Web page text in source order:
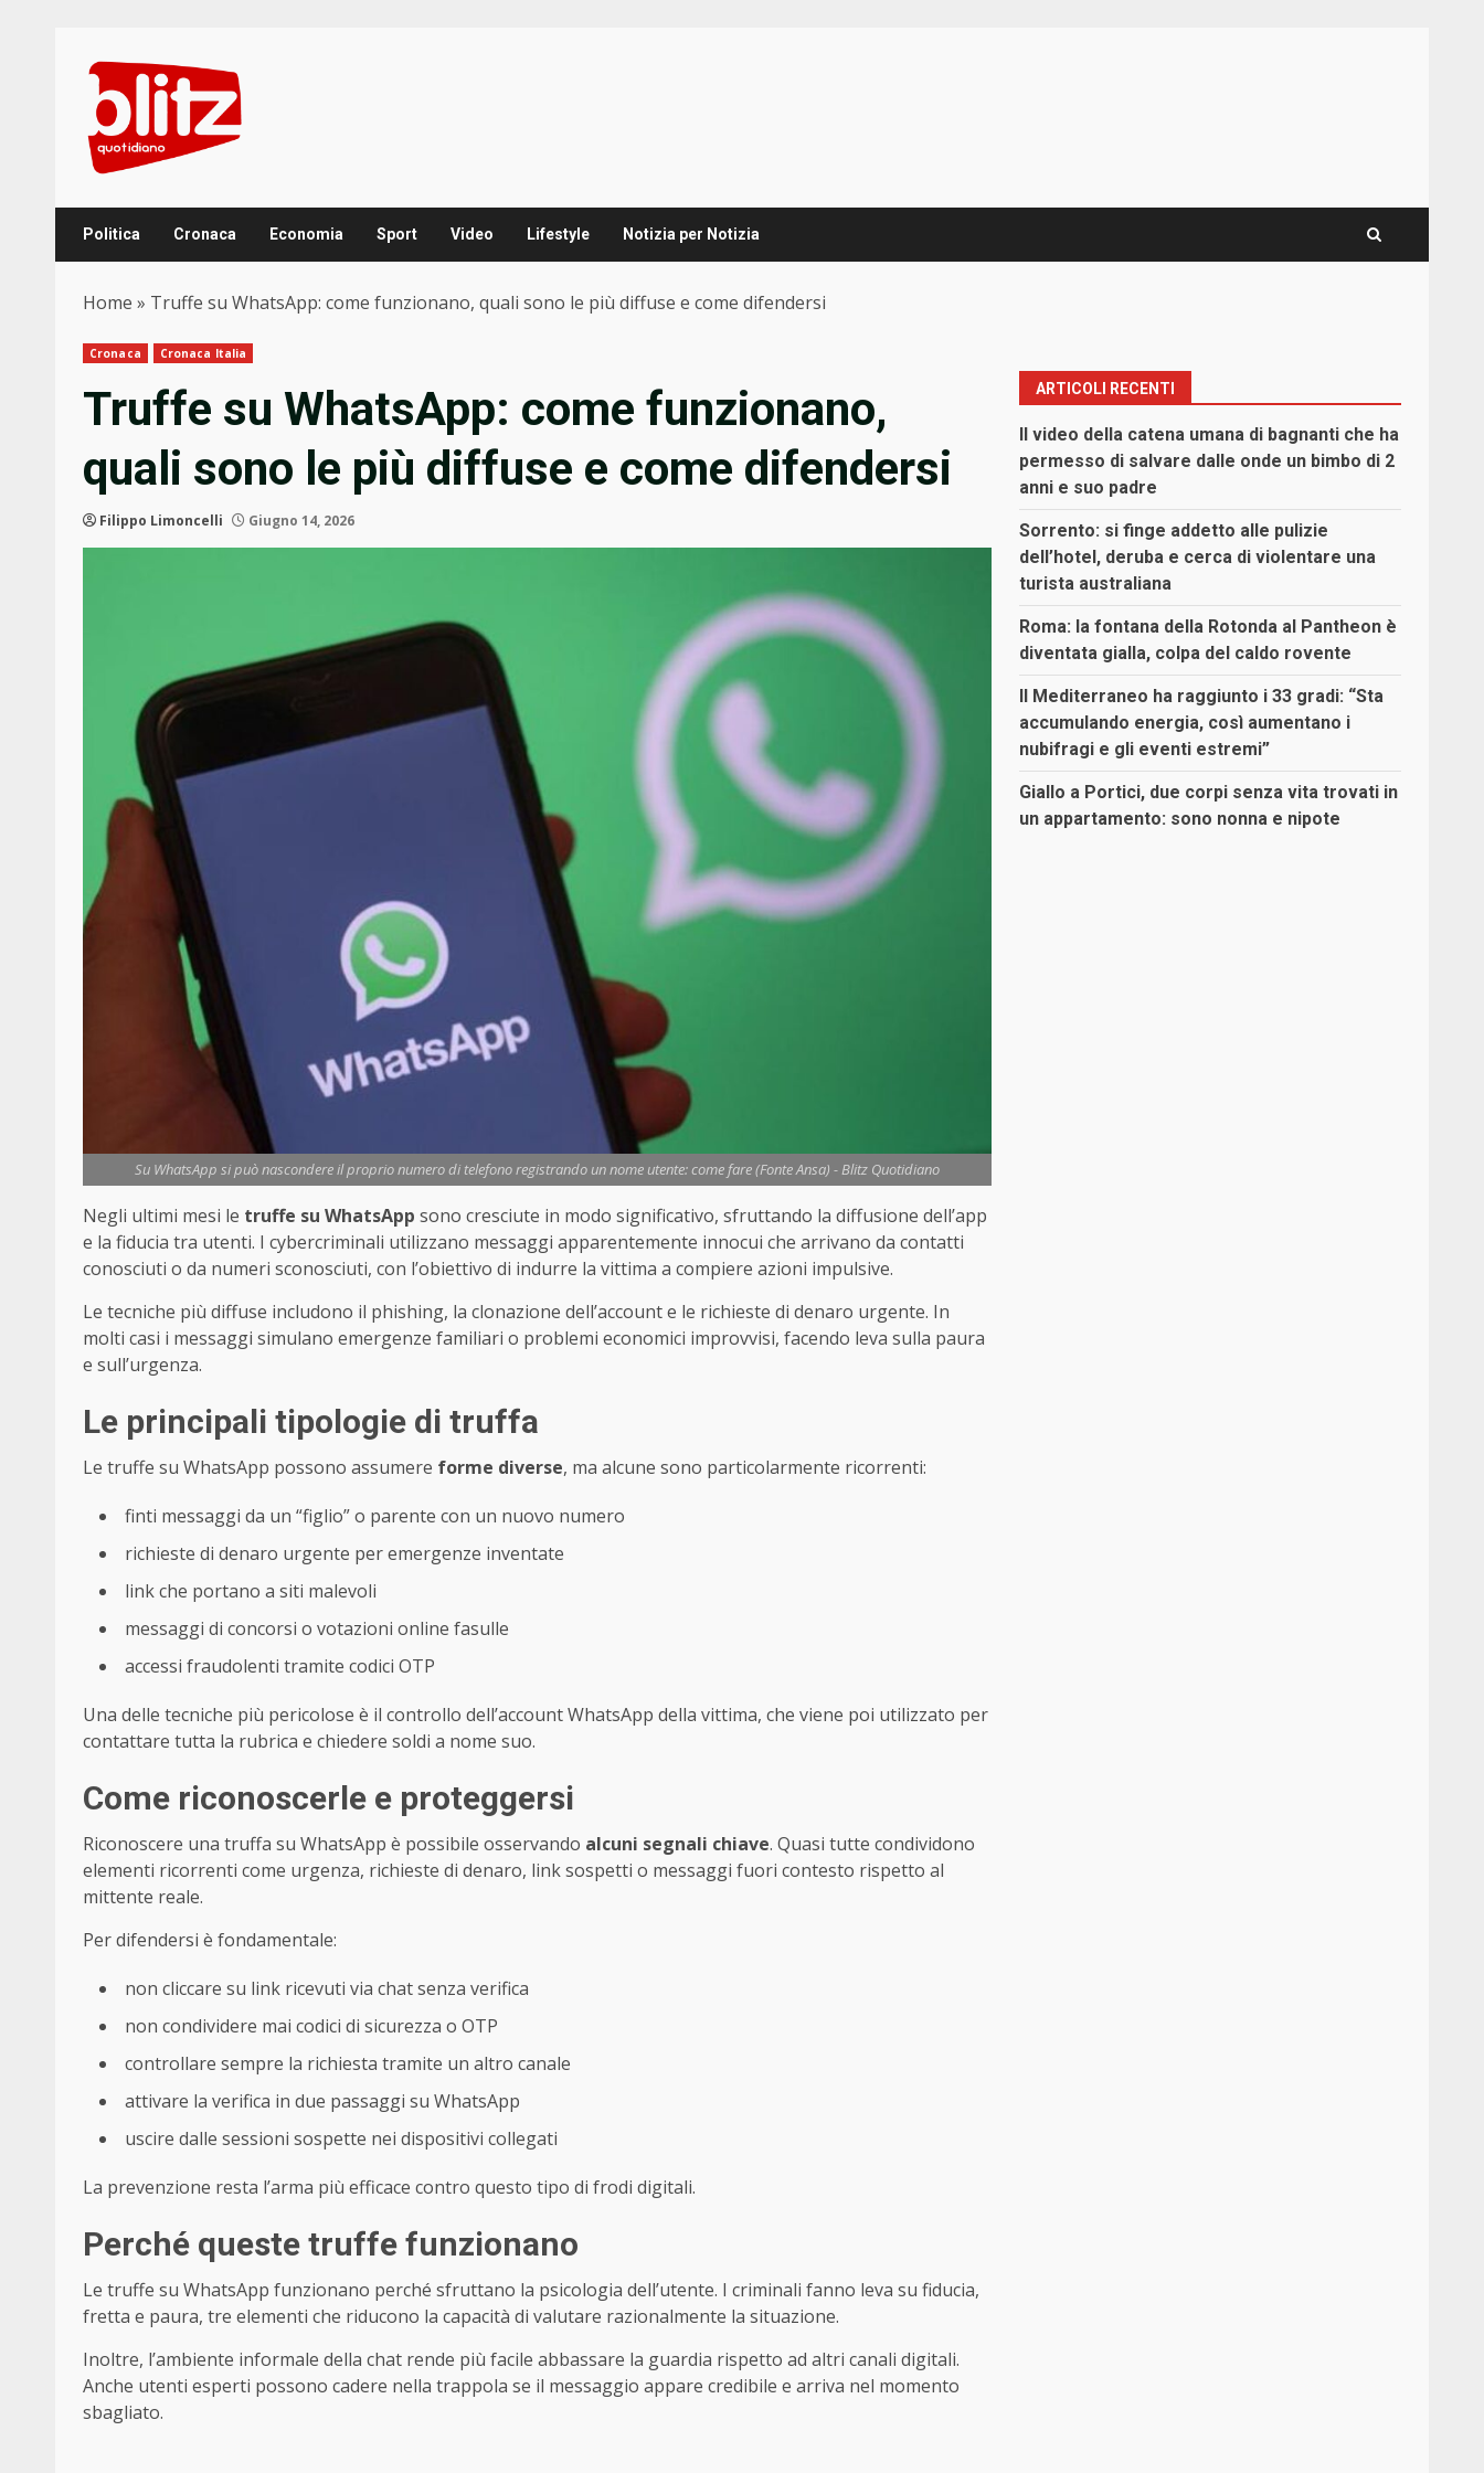
content
Politica Cronaca Economia Sport Video Lifestyle Notizia per Notizia
Home » Truffe su WhatsApp: come funzionano, quali sono le più diffuse e come difendersi
Cronaca Cronaca Italia
Truffe su WhatsApp: come funzionano,
quali sono le più diffuse e come difendersi
Filippo Limoncelli Giugno 14, 2026
Su WhatsApp si può nascondere il proprio numero di telefono registrando un nome utente: come fare (Fonte Ansa) - Blitz Quotidiano
Negli ultimi mesi le truffe su WhatsApp sono cresciute in modo significativo, sfruttando la diffusione dell’app
e la fiducia tra utenti. I cybercriminali utilizzano messaggi apparentemente innocui che arrivano da contatti
conosciuti o da numeri sconosciuti, con l’obiettivo di indurre la vittima a compiere azioni impulsive.
Le tecniche più diffuse includono il phishing, la clonazione dell’account e le richieste di denaro urgente. In
molti casi i messaggi simulano emergenze familiari o problemi economici improvvisi, facendo leva sulla paura
e sull’urgenza.
Le principali tipologie di truffa
Le truffe su WhatsApp possono assumere forme diverse, ma alcune sono particolarmente ricorrenti:
finti messaggi da un “figlio” o parente con un nuovo numero
richieste di denaro urgente per emergenze inventate
link che portano a siti malevoli
messaggi di concorsi o votazioni online fasulle
accessi fraudolenti tramite codici OTP
Una delle tecniche più pericolose è il controllo dell’account WhatsApp della vittima, che viene poi utilizzato per
contattare tutta la rubrica e chiedere soldi a nome suo.
Come riconoscerle e proteggersi
Riconoscere una truffa su WhatsApp è possibile osservando alcuni segnali chiave. Quasi tutte condividono
elementi ricorrenti come urgenza, richieste di denaro, link sospetti o messaggi fuori contesto rispetto al
mittente reale.
Per difendersi è fondamentale:
non cliccare su link ricevuti via chat senza verifica
non condividere mai codici di sicurezza o OTP
controllare sempre la richiesta tramite un altro canale
attivare la verifica in due passaggi su WhatsApp
uscire dalle sessioni sospette nei dispositivi collegati
La prevenzione resta l’arma più efficace contro questo tipo di frodi digitali.
Perché queste truffe funzionano
Le truffe su WhatsApp funzionano perché sfruttano la psicologia dell’utente. I criminali fanno leva su fiducia,
fretta e paura, tre elementi che riducono la capacità di valutare razionalmente la situazione.
Inoltre, l’ambiente informale della chat rende più facile abbassare la guardia rispetto ad altri canali digitali.
Anche utenti esperti possono cadere nella trappola se il messaggio appare credibile e arriva nel momento
sbagliato.
ARTICOLI RECENTI
Il video della catena umana di bagnanti che ha
permesso di salvare dalle onde un bimbo di 2
anni e suo padre
Sorrento: si finge addetto alle pulizie
dell’hotel, deruba e cerca di violentare una
turista australiana
Roma: la fontana della Rotonda al Pantheon è
diventata gialla, colpa del caldo rovente
Il Mediterraneo ha raggiunto i 33 gradi: “Sta
accumulando energia, così aumentano i
nubifragi e gli eventi estremi”
Giallo a Portici, due corpi senza vita trovati in
un appartamento: sono nonna e nipote